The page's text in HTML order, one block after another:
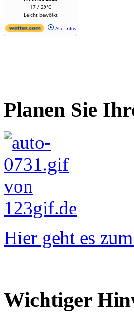
17 / 29°C
Leicht bewölkt
Alle Infos
Planen Sie
Hier geht es
Wichtiger